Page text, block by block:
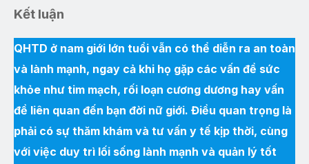
Kết luận
QHTD ở nam giới lớn tuổi vẫn có thể diễn ra an toàn
và lành mạnh, ngay cả khi họ gặp các vấn đề sức
khỏe như tim mạch, rối loạn cương dương hay vấn
đề liên quan đến bạn đời nữ giới. Điều quan trọng là
phải có sự thăm khám và tư vấn y tế kịp thời, cùng
với việc duy trì lối sống lành mạnh và quản lý tốt